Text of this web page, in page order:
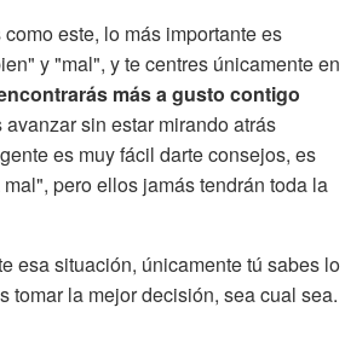
este, lo más importante es
y "mal", y te centres únicamente en
más a gusto contigo
sin estar mirando atrás
es muy fácil darte consejos, es
pero ellos jamás tendrán toda la
esa situación, únicamente tú sabes lo
tomar la mejor decisión, sea cual sea.